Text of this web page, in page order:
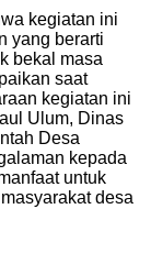
kegiatan ini
yang berarti
bekal masa
saat
kegiatan ini
Ulum, Dinas
Desa
kepada
untuk
desa